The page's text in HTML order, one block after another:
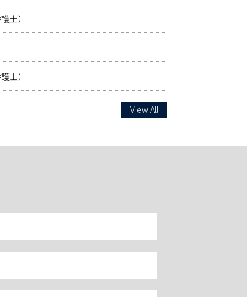
士）
士）
View All